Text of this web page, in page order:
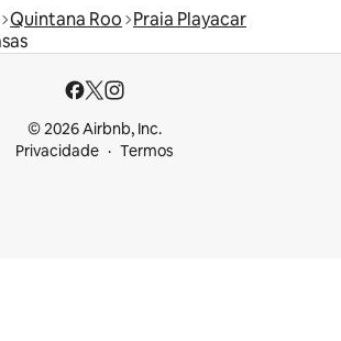
Quintana Roo Praia Playacar
© 2026 Airbnb, Inc.
Privacidade
Termos